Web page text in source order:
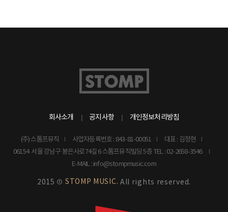
회사소개 공지사항 개인정보처리방침
(주) 스톰프뮤직 사업자등록번호 : 843-81-00051
대표 : 김정현
06154 서울 강남구 봉은사로74길 6 스톰프뮤직빌딩 5층 TEL : 02-2658-3546
E-MAIL : info@stompmusic.com
2015 © STOMP MUSIC. All rights reserved.